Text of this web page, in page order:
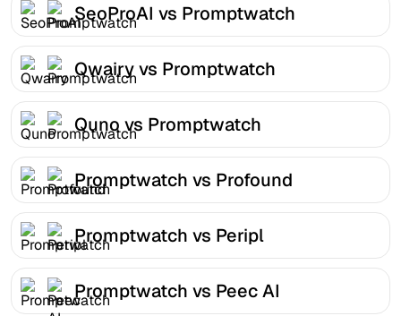
SeoProAI vs Promptwatch
Qwairy vs Promptwatch
Quno vs Promptwatch
Promptwatch vs Profound
Promptwatch vs Peripl
Promptwatch vs Peec AI